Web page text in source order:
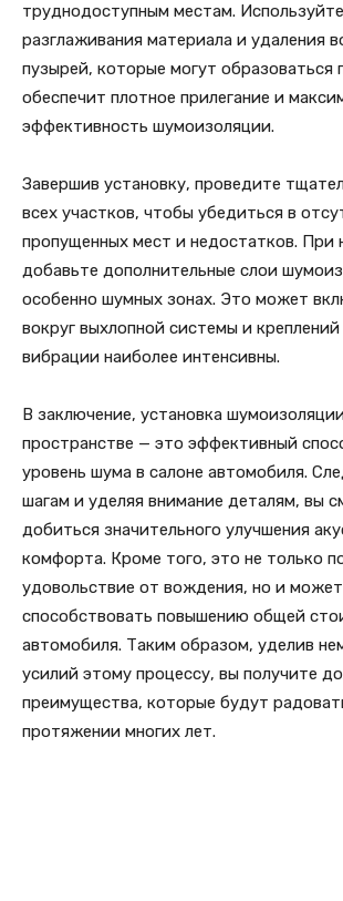
труднодоступным местам.
разглаживания материала и удаления
пузырей, которые могут образоваться
обеспечит плотное прилегание и
эффективность шумоизоляции.
Завершив установку, проведите
всех участков, чтобы убедиться в
пропущенных мест и недостатков. При
добавьте дополнительные слои
особенно шумных зонах. Это может
вокруг выхлопной системы и креплений
вибрации наиболее интенсивны.
В заключение, установка
пространстве — это эффективный
уровень шума в салоне автомобиля.
шагам и уделяя внимание деталям, вы
добиться значительного улучшения
комфорта. Кроме того, это не только
удовольствие от вождения, но и может
способствовать повышению общей
автомобиля. Таким образом, уделив
усилий этому процессу, вы получите
преимущества, которые будут
протяжении многих лет.